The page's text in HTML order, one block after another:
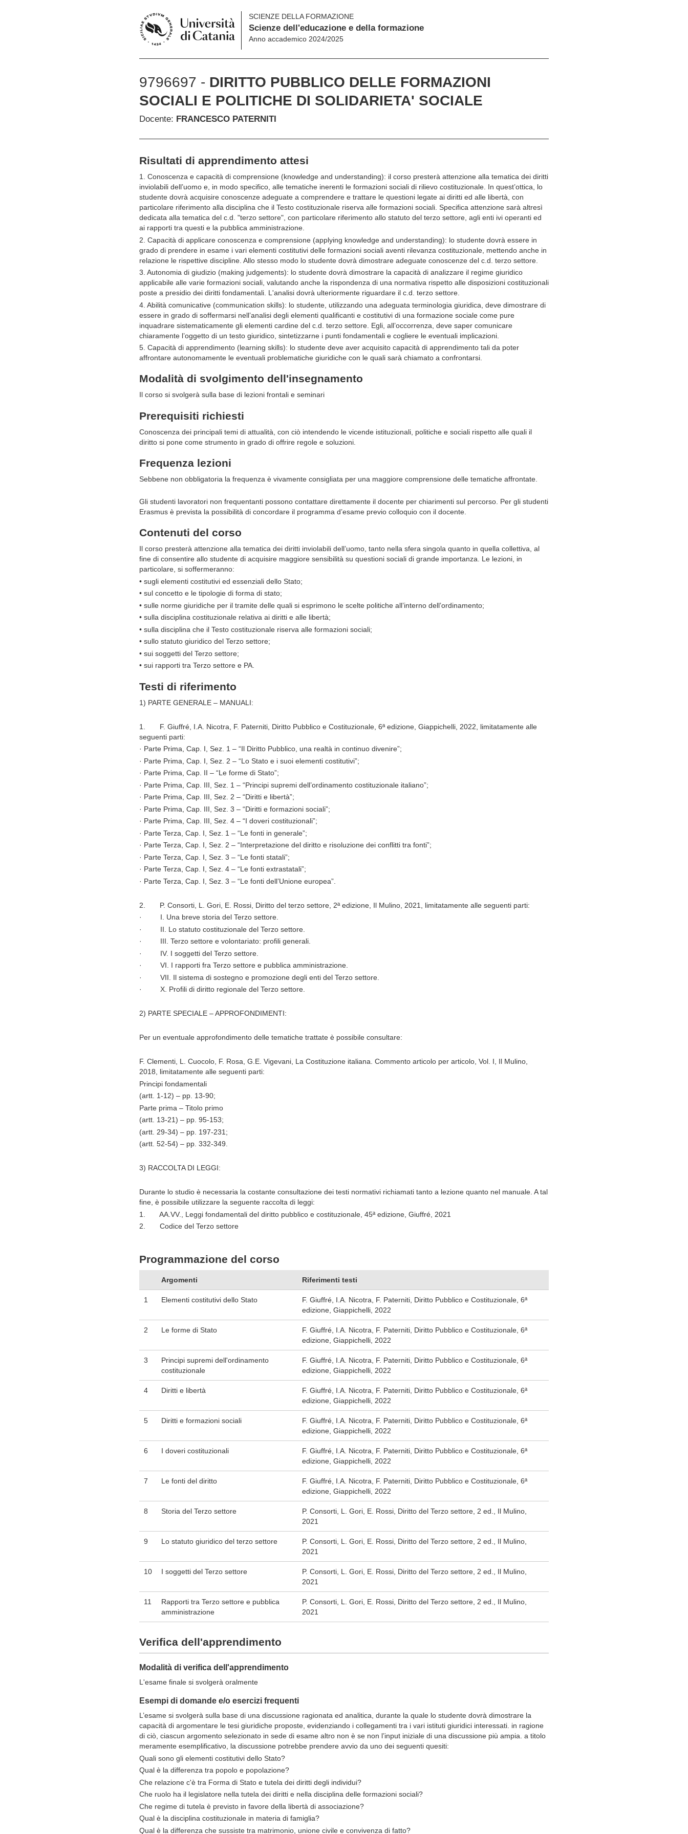
SCIENZE DELLA FORMAZIONE
Scienze dell'educazione e della formazione
Anno accademico 2024/2025
9796697 - DIRITTO PUBBLICO DELLE FORMAZIONI
SOCIALI E POLITICHE DI SOLIDARIETA' SOCIALE
Docente: FRANCESCO PATERNITI
Risultati di apprendimento attesi
1. Conoscenza e capacità di comprensione (knowledge and understanding): il corso presterà attenzione alla tematica dei diritti
inviolabili dell’uomo e, in modo specifico, alle tematiche inerenti le formazioni sociali di rilievo costituzionale. In quest’ottica, lo
studente dovrà acquisire conoscenze adeguate a comprendere e trattare le questioni legate ai diritti ed alle libertà, con
particolare riferimento alla disciplina che il Testo costituzionale riserva alle formazioni sociali. Specifica attenzione sarà altresì
dedicata alla tematica del c.d. "terzo settore", con particolare riferimento allo statuto del terzo settore, agli enti ivi operanti ed
ai rapporti tra questi e la pubblica amministrazione.
2. Capacità di applicare conoscenza e comprensione (applying knowledge and understanding): lo studente dovrà essere in
grado di prendere in esame i vari elementi costitutivi delle formazioni sociali aventi rilevanza costituzionale, mettendo anche in
relazione le rispettive discipline. Allo stesso modo lo studente dovrà dimostrare adeguate conoscenze del c.d. terzo settore.
3. Autonomia di giudizio (making judgements): lo studente dovrà dimostrare la capacità di analizzare il regime giuridico
applicabile alle varie formazioni sociali, valutando anche la rispondenza di una normativa rispetto alle disposizioni costituzionali
poste a presidio dei diritti fondamentali. L'analisi dovrà ulteriormente riguardare il c.d. terzo settore.
4. Abilità comunicative (communication skills): lo studente, utilizzando una adeguata terminologia giuridica, deve dimostrare di
essere in grado di soffermarsi nell’analisi degli elementi qualificanti e costitutivi di una formazione sociale come pure
inquadrare sistematicamente gli elementi cardine del c.d. terzo settore. Egli, all’occorrenza, deve saper comunicare
chiaramente l’oggetto di un testo giuridico, sintetizzarne i punti fondamentali e cogliere le eventuali implicazioni.
5. Capacità di apprendimento (learning skills): lo studente deve aver acquisito capacità di apprendimento tali da poter
affrontare autonomamente le eventuali problematiche giuridiche con le quali sarà chiamato a confrontarsi.
Modalità di svolgimento dell'insegnamento
Il corso si svolgerà sulla base di lezioni frontali e seminari
Prerequisiti richiesti
Conoscenza dei principali temi di attualità, con ciò intendendo le vicende istituzionali, politiche e sociali rispetto alle quali il
diritto si pone come strumento in grado di offrire regole e soluzioni.
Frequenza lezioni
Sebbene non obbligatoria la frequenza è vivamente consigliata per una maggiore comprensione delle tematiche affrontate.
Gli studenti lavoratori non frequentanti possono contattare direttamente il docente per chiarimenti sul percorso. Per gli studenti
Erasmus è prevista la possibilità di concordare il programma d’esame previo colloquio con il docente.
Contenuti del corso
Il corso presterà attenzione alla tematica dei diritti inviolabili dell’uomo, tanto nella sfera singola quanto in quella collettiva, al
fine di consentire allo studente di acquisire maggiore sensibilità su questioni sociali di grande importanza. Le lezioni, in
particolare, si soffermeranno:
• sugli elementi costitutivi ed essenziali dello Stato;
• sul concetto e le tipologie di forma di stato;
• sulle norme giuridiche per il tramite delle quali si esprimono le scelte politiche all’interno dell’ordinamento;
• sulla disciplina costituzionale relativa ai diritti e alle libertà;
• sulla disciplina che il Testo costituzionale riserva alle formazioni sociali;
• sullo statuto giuridico del Terzo settore;
• sui soggetti del Terzo settore;
• sui rapporti tra Terzo settore e PA.
Testi di riferimento
1) PARTE GENERALE – MANUALI:
1.
F. Giuffré, I.A. Nicotra, F. Paterniti, Diritto Pubblico e Costituzionale, 6ª edizione, Giappichelli, 2022, limitatamente alle
seguenti parti:
· Parte Prima, Cap. I, Sez. 1 – “Il Diritto Pubblico, una realtà in continuo divenire”;
· Parte Prima, Cap. I, Sez. 2 – “Lo Stato e i suoi elementi costitutivi”;
· Parte Prima, Cap. II – “Le forme di Stato”;
· Parte Prima, Cap. III, Sez. 1 – “Principi supremi dell’ordinamento costituzionale italiano”;
· Parte Prima, Cap. III, Sez. 2 – “Diritti e libertà”;
· Parte Prima, Cap. III, Sez. 3 – “Diritti e formazioni sociali”;
· Parte Prima, Cap. III, Sez. 4 – “I doveri costituzionali”;
· Parte Terza, Cap. I, Sez. 1 – “Le fonti in generale”;
· Parte Terza, Cap. I, Sez. 2 – “Interpretazione del diritto e risoluzione dei conflitti tra fonti”;
· Parte Terza, Cap. I, Sez. 3 – “Le fonti statali”;
· Parte Terza, Cap. I, Sez. 4 – “Le fonti extrastatali”;
· Parte Terza, Cap. I, Sez. 3 – “Le fonti dell’Unione europea”.
2.
P. Consorti, L. Gori, E. Rossi, Diritto del terzo settore, 2ª edizione, Il Mulino, 2021, limitatamente alle seguenti parti:
·
I. Una breve storia del Terzo settore.
·
II. Lo statuto costituzionale del Terzo settore.
·
III. Terzo settore e volontariato: profili generali.
·
IV. I soggetti del Terzo settore.
·
VI. I rapporti fra Terzo settore e pubblica amministrazione.
·
VII. Il sistema di sostegno e promozione degli enti del Terzo settore.
·
X. Profili di diritto regionale del Terzo settore.
2) PARTE SPECIALE – APPROFONDIMENTI:
Per un eventuale approfondimento delle tematiche trattate è possibile consultare:
F. Clementi, L. Cuocolo, F. Rosa, G.E. Vigevani, La Costituzione italiana. Commento articolo per articolo, Vol. I, Il Mulino,
2018, limitatamente alle seguenti parti:
Principi fondamentali
(artt. 1-12) – pp. 13-90;
Parte prima – Titolo primo
(artt. 13-21) – pp. 95-153;
(artt. 29-34) – pp. 197-231;
(artt. 52-54) – pp. 332-349.
3) RACCOLTA DI LEGGI:
Durante lo studio è necessaria la costante consultazione dei testi normativi richiamati tanto a lezione quanto nel manuale. A tal
fine, è possibile utilizzare la seguente raccolta di leggi:
1.
AA.VV., Leggi fondamentali del diritto pubblico e costituzionale, 45ª edizione, Giuffré, 2021
2.
Codice del Terzo settore
Programmazione del corso
Argomenti Riferimenti testi
1 Elementi costitutivi dello Stato
F. Giuffré, I.A. Nicotra, F. Paterniti, Diritto Pubblico e Costituzionale, 6ª
edizione, Giappichelli, 2022
2 Le forme di Stato
F. Giuffré, I.A. Nicotra, F. Paterniti, Diritto Pubblico e Costituzionale, 6ª
edizione, Giappichelli, 2022
3
Principi supremi dell'ordinamento
costituzionale
F. Giuffré, I.A. Nicotra, F. Paterniti, Diritto Pubblico e Costituzionale, 6ª
edizione, Giappichelli, 2022
4 Diritti e libertà
F. Giuffré, I.A. Nicotra, F. Paterniti, Diritto Pubblico e Costituzionale, 6ª
edizione, Giappichelli, 2022
5 Diritti e formazioni sociali
F. Giuffré, I.A. Nicotra, F. Paterniti, Diritto Pubblico e Costituzionale, 6ª
edizione, Giappichelli, 2022
6 I doveri costituzionali
F. Giuffré, I.A. Nicotra, F. Paterniti, Diritto Pubblico e Costituzionale, 6ª
edizione, Giappichelli, 2022
7 Le fonti del diritto
F. Giuffré, I.A. Nicotra, F. Paterniti, Diritto Pubblico e Costituzionale, 6ª
edizione, Giappichelli, 2022
8 Storia del Terzo settore
P. Consorti, L. Gori, E. Rossi, Diritto del Terzo settore, 2 ed., Il Mulino,
2021
9 Lo statuto giuridico del terzo settore
P. Consorti, L. Gori, E. Rossi, Diritto del Terzo settore, 2 ed., Il Mulino,
2021
10 I soggetti del Terzo settore
P. Consorti, L. Gori, E. Rossi, Diritto del Terzo settore, 2 ed., Il Mulino,
2021
11
Rapporti tra Terzo settore e pubblica
amministrazione
P. Consorti, L. Gori, E. Rossi, Diritto del Terzo settore, 2 ed., Il Mulino,
2021
Verifica dell'apprendimento
Modalità di verifica dell'apprendimento
L'esame finale si svolgerà oralmente
Esempi di domande e/o esercizi frequenti
L’esame si svolgerà sulla base di una discussione ragionata ed analitica, durante la quale lo studente dovrà dimostrare la
capacità di argomentare le tesi giuridiche proposte, evidenziando i collegamenti tra i vari istituti giuridici interessati. in ragione
di ciò, ciascun argomento selezionato in sede di esame altro non è se non l’input iniziale di una discussione più ampia. a titolo
meramente esemplificativo, la discussione potrebbe prendere avvio da uno dei seguenti quesiti:
Quali sono gli elementi costitutivi dello Stato?
Qual è la differenza tra popolo e popolazione?
Che relazione c'è tra Forma di Stato e tutela dei diritti degli individui?
Che ruolo ha il legislatore nella tutela dei diritti e nella disciplina delle formazioni sociali?
Che regime di tutela è previsto in favore della libertà di associazione?
Qual è la disciplina costituzionale in materia di famiglia?
Qual è la differenza che sussiste tra matrimonio, unione civile e convivenza di fatto?